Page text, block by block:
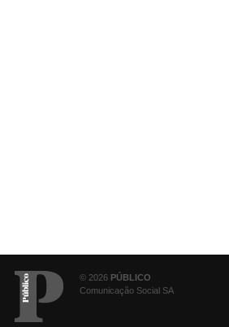
© 2026 PÚBLICO
Comunicação Social SA